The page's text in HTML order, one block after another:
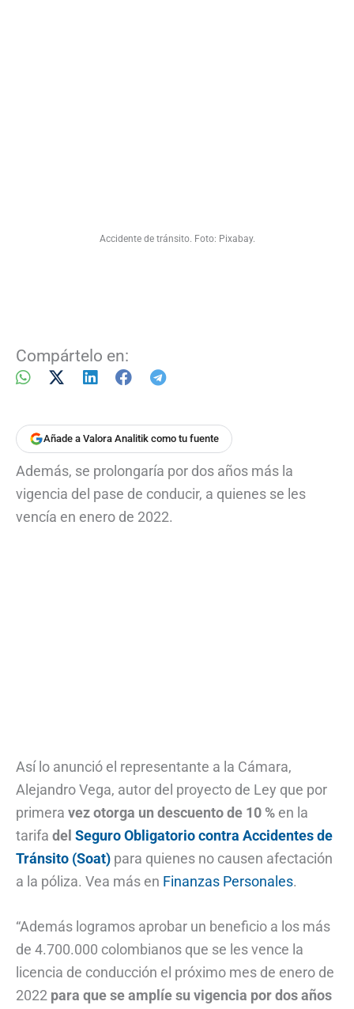
Accidente de tránsito. Foto: Pixabay.
Compártelo en:
Añade a Valora Analitik como tu fuente
Además, se prolongaría por dos años más la
vigencia del pase de conducir, a quienes se les
vencía en enero de 2022.
Así lo anunció el representante a la Cámara,
Alejandro Vega, autor del proyecto de Ley que por
primera vez otorga un descuento de 10 % en la
tarifa del Seguro Obligatorio contra Accidentes de
Tránsito (Soat) para quienes no causen afectación
a la póliza. Vea más en Finanzas Personales.
“Además logramos aprobar un beneficio a los más
de 4.700.000 colombianos que se les vence la
licencia de conducción el próximo mes de enero de
2022 para que se amplíe su vigencia por dos años